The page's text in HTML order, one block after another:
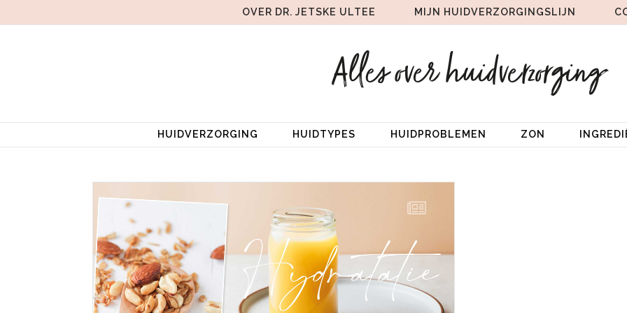
OVER DR. JETSKE ULTEE MIJN HUIDVERZORGINGSLIJN
HUIDVERZORGING HUIDTYPES HUIDPROBLEMEN ZON